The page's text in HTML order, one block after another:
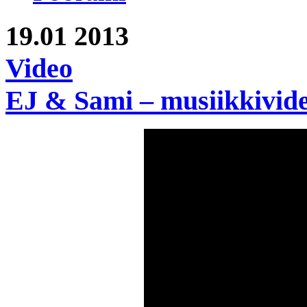
19.01 2013
Video
EJ & Sami –